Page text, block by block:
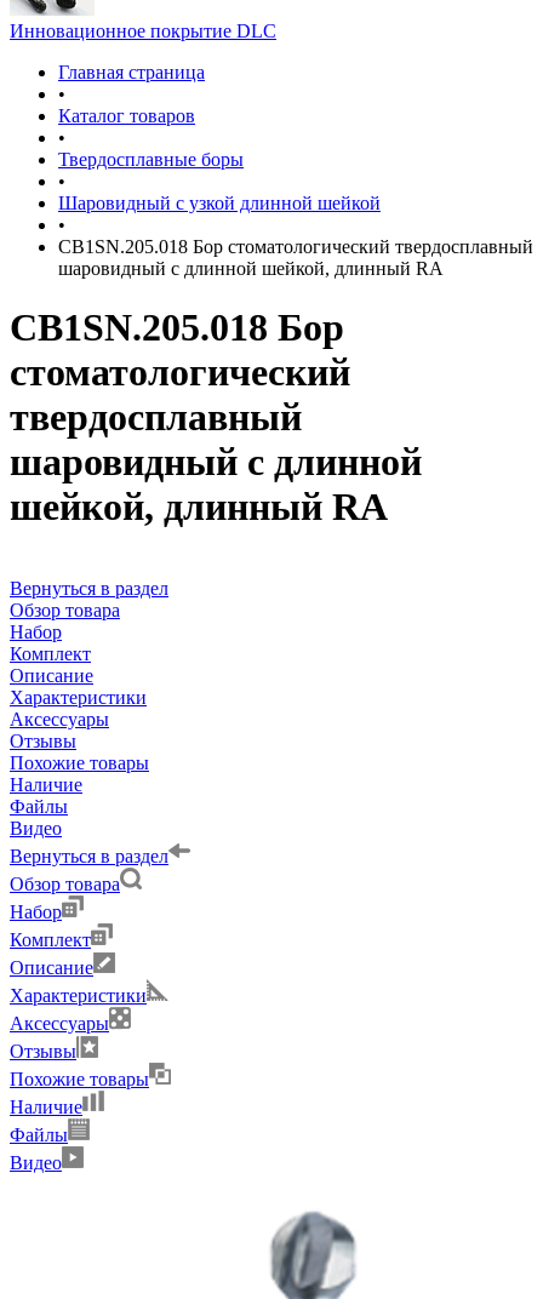
Инновационное покрытие DLC
Главная страница
•
Каталог товаров
•
Твердосплавные боры
•
Шаровидный с узкой длинной шейкой
•
CB1SN.205.018 Бор стоматологический твердосплавный
шаровидный с длинной шейкой, длинный RA
CB1SN.205.018 Бор
стоматологический
твердосплавный
шаровидный с длинной
шейкой, длинный RA
Вернуться в раздел
Обзор товара
Набор
Комплект
Описание
Характеристики
Аксессуары
Отзывы
Похожие товары
Наличие
Файлы
Видео
Вернуться в раздел
Обзор товара
Набор
Комплект
Описание
Характеристики
Аксессуары
Отзывы
Похожие товары
Наличие
Файлы
Видео